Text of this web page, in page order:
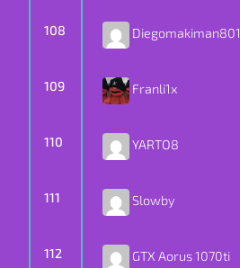
108 Diegomakiman801
109 Franli1x
110 YARTO8
111 Slowby
112 GTX Aorus 1070ti